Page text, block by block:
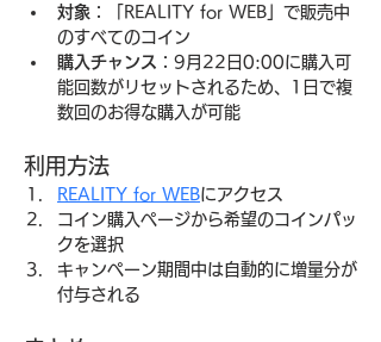
対象 ：「REALITY for WEB」で販売中
のすべてのコイン
購入チャンス ：9月22日0:00に購入可
能回数がリセットされるため、1日で複
数回のお得な購入が可能
利用方法
REALITY for WEBにアクセス
コイン購入ページから希望のコインパッ
クを選択
キャンペーン期間中は自動的に増量分が
付与される